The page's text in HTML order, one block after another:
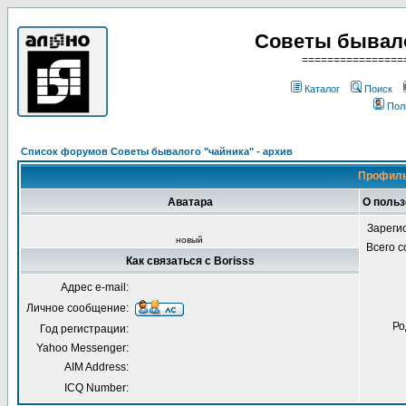
Советы
Каталог
Поиск
Список форумов Советы бывалого "чайника" - архив
Аватара О
новый
Всего
Как связаться с Borisss
Адрес e-mail:
Личное сообщение:
Год регистрации:
Yahoo Messenger:
AIM Address:
ICQ Number: